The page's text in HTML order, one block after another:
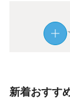
新着おすす